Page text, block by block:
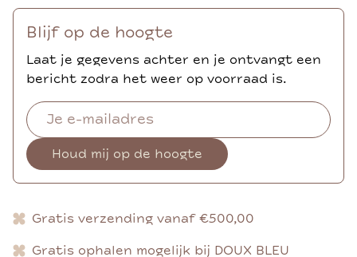
Blijf op de hoogte
Laat je gegevens achter en je ontvangt een
bericht zodra het weer op voorraad is.
Houd mij op de hoogte
Gratis verzending vanaf €500,00
Gratis ophalen mogelijk bij DOUX BLEU